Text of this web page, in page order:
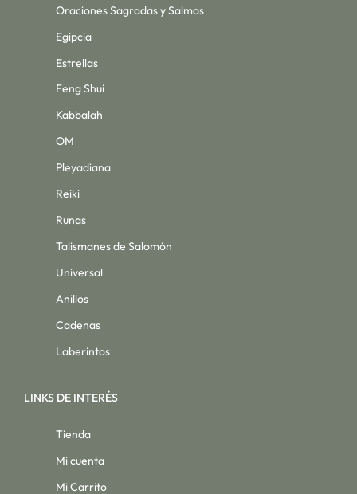
Oraciones Sagradas y Salmos
Egipcia
Estrellas
Feng Shui
Kabbalah
OM
Pleyadiana
Reiki
Runas
Talismanes de Salomón
Universal
Anillos
Cadenas
Laberintos
LINKS DE INTERÉS
Tienda
Mi cuenta
Mi Carrito